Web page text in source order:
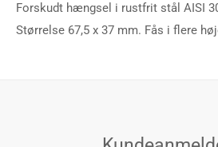
Forskudt hængsel i rustfrit stål AISI
Størrelse 67,5 x 37 mm. Fås i flere